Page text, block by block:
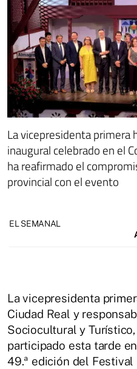
La vicepresidenta primera
inaugural celebrado en el
ha reafirmado el
provincial con el evento
EL SEMANAL
La vicepresidenta
Ciudad Real y
Sociocultural y
participado esta tarde
49.ª edición del